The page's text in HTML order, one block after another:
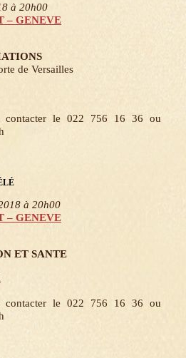
à 20h00
– GENEVE
de Versailles
contacter le 022 756 16 36 ou
à 20h00
– GENEVE
ET SANTE
contacter le 022 756 16 36 ou